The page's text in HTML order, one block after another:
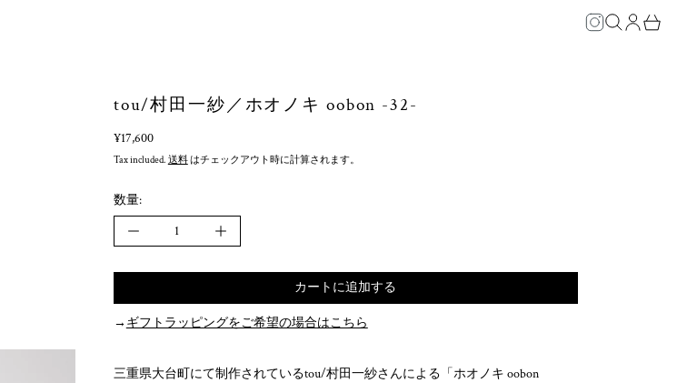
Searchログイン
Cart
tou/村田一紗／ホオノキ oobon -32-
Regular price
¥17,600
Tax included. 送料はチェックアウト時に計算されます。
数量:
カートに追加する
→ ギフトラッピングをご希望の場合はこちら
三重県大台町にて制作されているtou/村田一紗さんによる「ホオノキ oobon